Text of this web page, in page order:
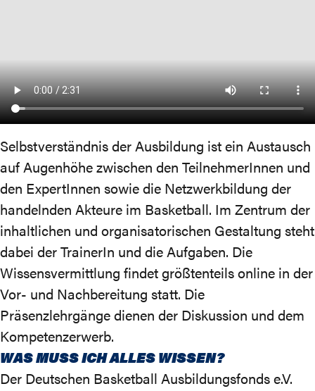
Selbstverständnis der Ausbildung ist ein Austausch
auf Augenhöhe zwischen den TeilnehmerInnen und
den ExpertInnen sowie die Netzwerkbildung der
handelnden Akteure im Basketball. Im Zentrum der
inhaltlichen und organisatorischen Gestaltung steht
dabei der TrainerIn und die Aufgaben. Die
Wissensvermittlung findet größtenteils online in der
Vor- und Nachbereitung statt. Die
Präsenzlehrgänge dienen der Diskussion und dem
Kompetenzerwerb.
WAS MUSS ICH ALLES WISSEN?
Der Deutschen Basketball Ausbildungsfonds e.V.